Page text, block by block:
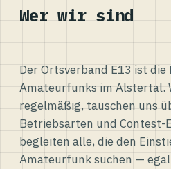
Wer wir sind
Der Ortsverband E13 ist die
Amateurfunks im Alstertal.
regelmäßig, tauschen uns
Betriebsarten und Contest-
begleiten alle, die den
Amateurfunk suchen —